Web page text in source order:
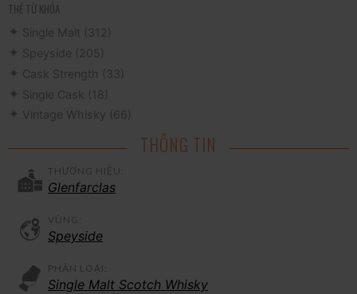
THẺ TỪ KHÓA
Single Malt (312)
Speyside (205)
Cask Strength (33)
Single Cask (18)
Vintage Whisky (66)
THÔNG TIN
THƯƠNG HIỆU:
Glenfarclas
VÙNG:
Speyside
PHÂN LOẠI:
Single Malt Scotch Whisky